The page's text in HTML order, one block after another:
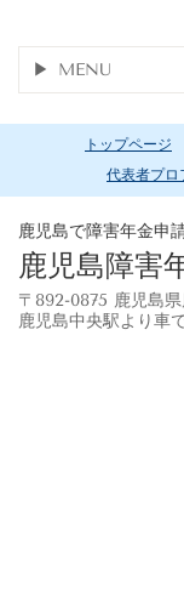
MENU
トップページ
代表者プロ
鹿児島で障害年金申
鹿児島障害
〒892-0875 鹿児島
鹿児島中央駅より車